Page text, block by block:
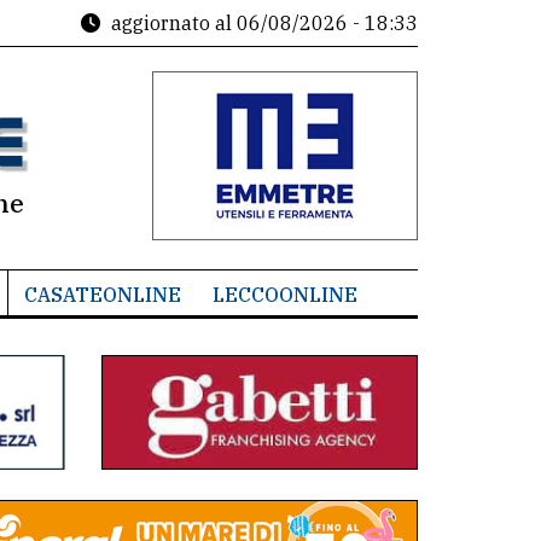
aggiornato al 06/08/2026 - 18:33
CASATEONLINE LECCOONLINE